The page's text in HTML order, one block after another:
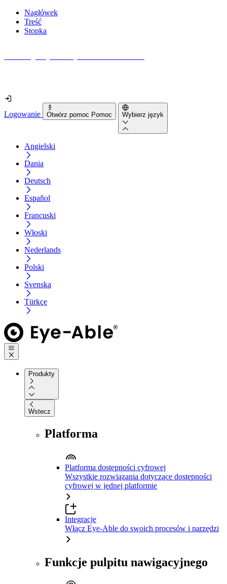
Nagłówek
Treść
Stopka
Logowanie Otwórz pomoc Pomoc Wybierz język
Angielski
Dania
Deutsch
Español
Francuski
Włoski
Nederlands
Polski
Svenska
Türkçe
Produkty
Wstecz
Platforma
Platforma dostępności cyfrowej
Wszystkie rozwiązania dotyczące dostępności
cyfrowej w jednej platformie
Integracje
Włącz Eye-Able do swoich procesów i narzędzi
Funkcje pulpitu nawigacyjnego